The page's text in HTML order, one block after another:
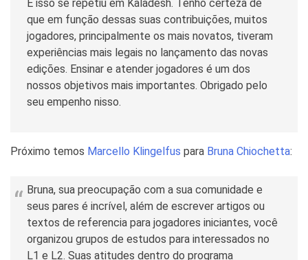
E isso se repetiu em Kaladesh. Tenho certeza de
que em função dessas suas contribuições, muitos
jogadores, principalmente os mais novatos, tiveram
experiências mais legais no lançamento das novas
edições. Ensinar e atender jogadores é um dos
nossos objetivos mais importantes. Obrigado pelo
seu empenho nisso.
Próximo temos Marcello Klingelfus para Bruna Chiochetta:
Bruna, sua preocupação com a sua comunidade e
seus pares é incrível, além de escrever artigos ou
textos de referencia para jogadores iniciantes, você
organizou grupos de estudos para interessados no
L1 e L2. Suas atitudes dentro do programa